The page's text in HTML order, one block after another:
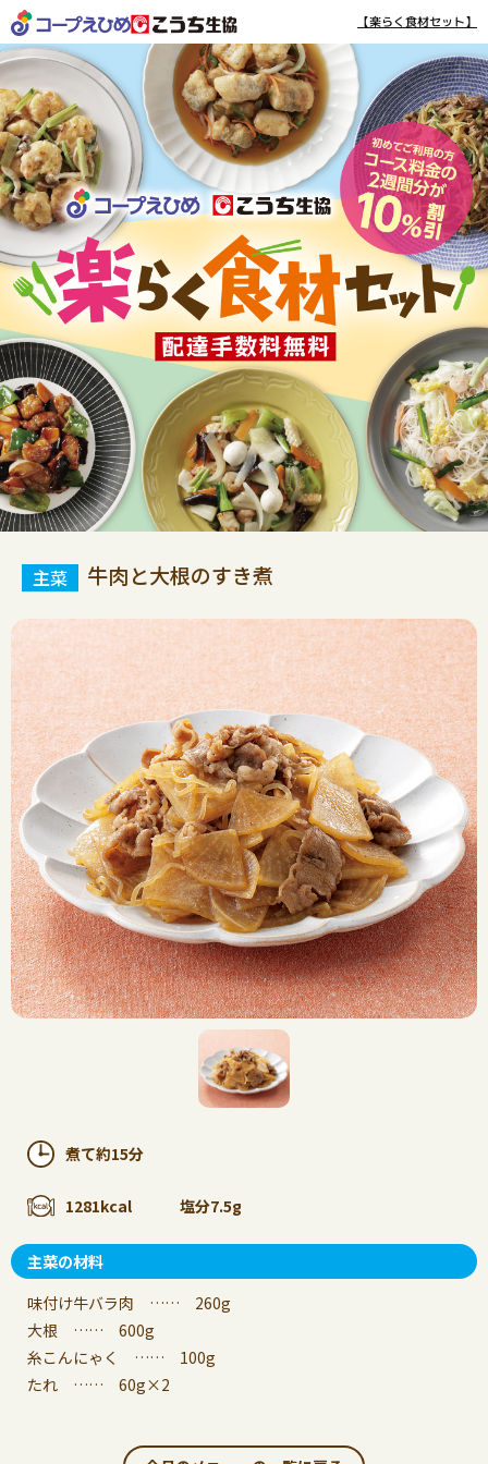
【楽らく食材セット】
牛肉と大根のすき煮
煮て約15分
1281kcal 塩分7.5g
主菜の材料
味付け牛バラ肉 …… 260g
大根 …… 600g
糸こんにゃく …… 100g
たれ …… 60g×2